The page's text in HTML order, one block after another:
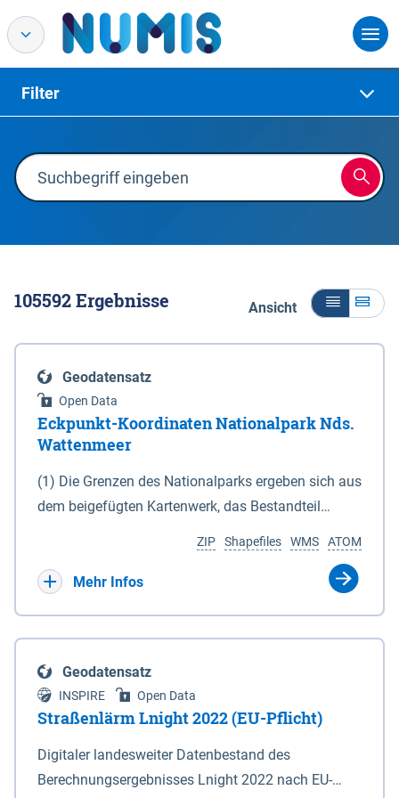
Filter
105592Ergebnisse Ansicht
Geodatensatz
Open Data
Eckpunkt-Koordinaten Nationalpark Nds.
Wattenmeer
(1) Die Grenzen des Nationalparks ergeben sich aus
dem beigefügten Kartenwerk, das Bestandteil
(DTK) im Maßstab 1 : 100 000 (Anlage 2), 2.
verkleinerte Amtliche Karte 1 : 5 000 (AK5) im
projizierte Koordinaten im Europäischen
Terrestrischen Referenzsystem 1989 (ETRS 89) mit
der Universalen Transversalen Mercator-Abbildung
bezogen auf die Zone 32 N (UTM 32N) dargestellt
(Anlage 4); Gleiches gilt für die geografischen
ATOM
WMS
Shapefiles
ZIP
Mehr Infos
Geodatensatz
INSPIRE Open Data
Straßenlärm Lnight 2022 (EU-Pflicht)
Digitaler landesweiter Datenbestand des
Berechnungsergebnisses Lnight 2022 nach EU-